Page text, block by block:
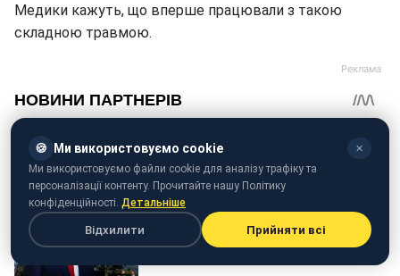
Медики кажуть, що вперше працювали з такою
складною травмою.
🍪 Ми використовуємо cookie ✕
Ми використовуємо файли cookie для аналізу трафіку та
персоналізації контенту. Прочитайте нашу Політику
конфіденційності. Детальніше
Відхилити Прийняти всі